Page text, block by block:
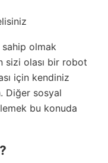
olmak
sizi olası bir robot
için kendiniz
Diğer sosyal
bu konuda